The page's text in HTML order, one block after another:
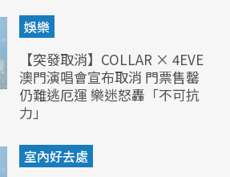
娛樂
【突發取消】COLLAR × 4EVE
澳門演唱會宣布取消 門票售罄
仍難逃厄運 樂迷怒轟「不可抗
力」
室內好去處